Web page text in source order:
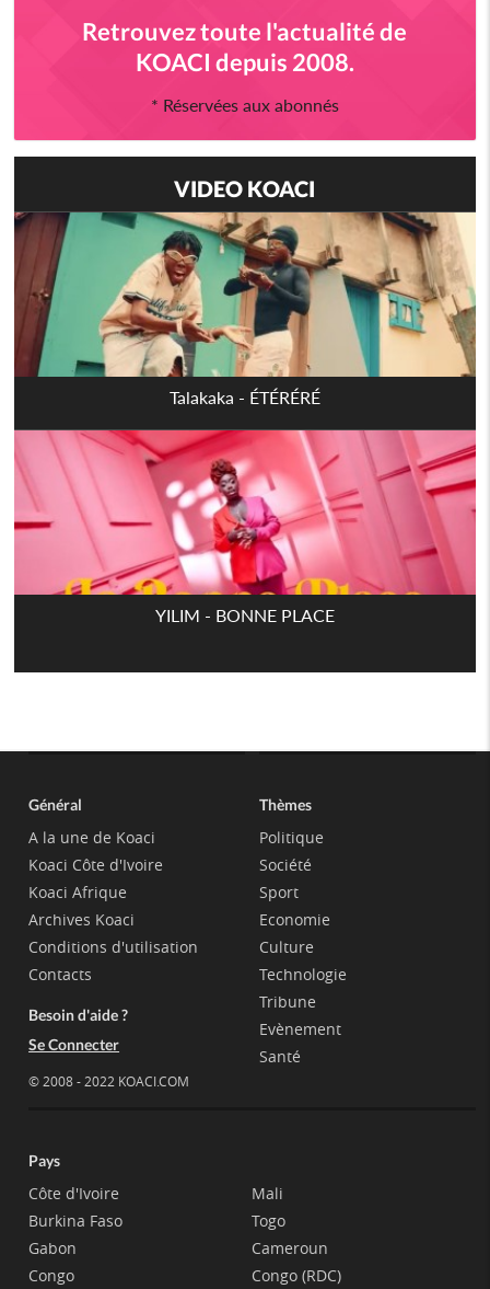
Retrouvez toute l'actualité de
KOACI depuis 2008.
* Réservées aux abonnés
VIDEO KOACI
Talakaka - ÉTÉRÉRÉ
YILIM - BONNE PLACE
Général
A la une de Koaci
Koaci Côte d'Ivoire
Koaci Afrique
Archives Koaci
Conditions d'utilisation
Contacts
Besoin d'aide ?
Se Connecter
© 2008 - 2022 KOACI.COM
Thèmes
Politique
Société
Sport
Economie
Culture
Technologie
Tribune
Evènement
Santé
Pays
Côte d'Ivoire
Burkina Faso
Gabon
Congo
Mali
Togo
Cameroun
Congo (RDC)